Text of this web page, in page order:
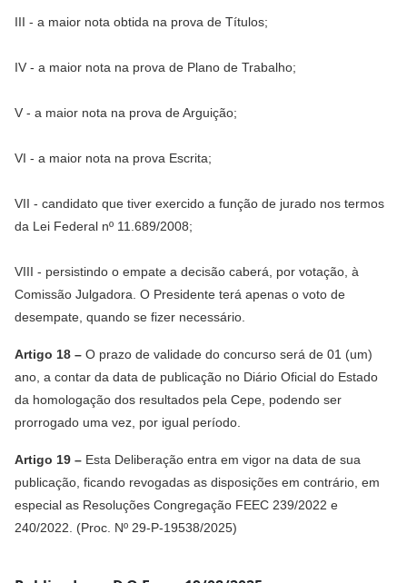
III - a maior nota obtida na prova de Títulos;
IV - a maior nota na prova de Plano de Trabalho;
V - a maior nota na prova de Arguição;
VI - a maior nota na prova Escrita;
VII - candidato que tiver exercido a função de jurado nos termos
da Lei Federal nº 11.689/2008;
VIII - persistindo o empate a decisão caberá, por votação, à
Comissão Julgadora. O Presidente terá apenas o voto de
desempate, quando se fizer necessário.
Artigo 18 – O prazo de validade do concurso será de 01 (um)
ano, a contar da data de publicação no Diário Oficial do Estado
da homologação dos resultados pela Cepe, podendo ser
prorrogado uma vez, por igual período.
Artigo 19 – Esta Deliberação entra em vigor na data de sua
publicação, ficando revogadas as disposições em contrário, em
especial as Resoluções Congregação FEEC 239/2022 e
240/2022. (Proc. Nº 29-P-19538/2025)